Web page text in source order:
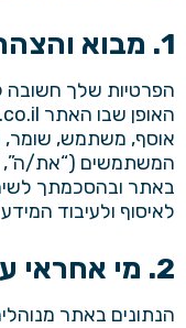
1. מבוא והצהרה כללית
הפרטיות שלך חשובה
האופן שבו האתר
אוסף, משתמש, שומר,
המשתמשים (“את/ה”,
באתר ובהסכמתך
לאיסוף ולעיבוד
2. מי אחראי על עיבוד המידע
הנתונים באתר